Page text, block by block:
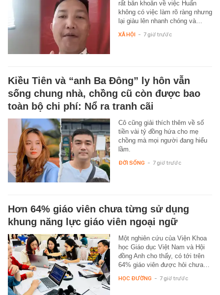
rất băn khoăn về việc Huấn
không có việc làm rõ ràng nhưng
lại giàu lên nhanh chóng và…
XÃ HỘI - 7 giờ trước
Kiều Tiên và “anh Ba Đông” ly hôn vẫn
sống chung nhà, chồng cũ còn được bao
toàn bộ chi phí: Nổ ra tranh cãi
Cô cũng giải thích thêm về số
tiền vài tỷ đồng hứa cho mẹ
chồng mà mọi người đang hiểu
lầm.
ĐỜI SỐNG - 7 giờ trước
Hơn 64% giáo viên chưa từng sử dụng
khung năng lực giáo viên ngoại ngữ
Một nghiên cứu của Viện Khoa
học Giáo dục Việt Nam và Hội
đồng Anh cho thấy, có tới trên
64% giáo viên được hỏi chưa…
HỌC ĐƯỜNG - 7 giờ trước